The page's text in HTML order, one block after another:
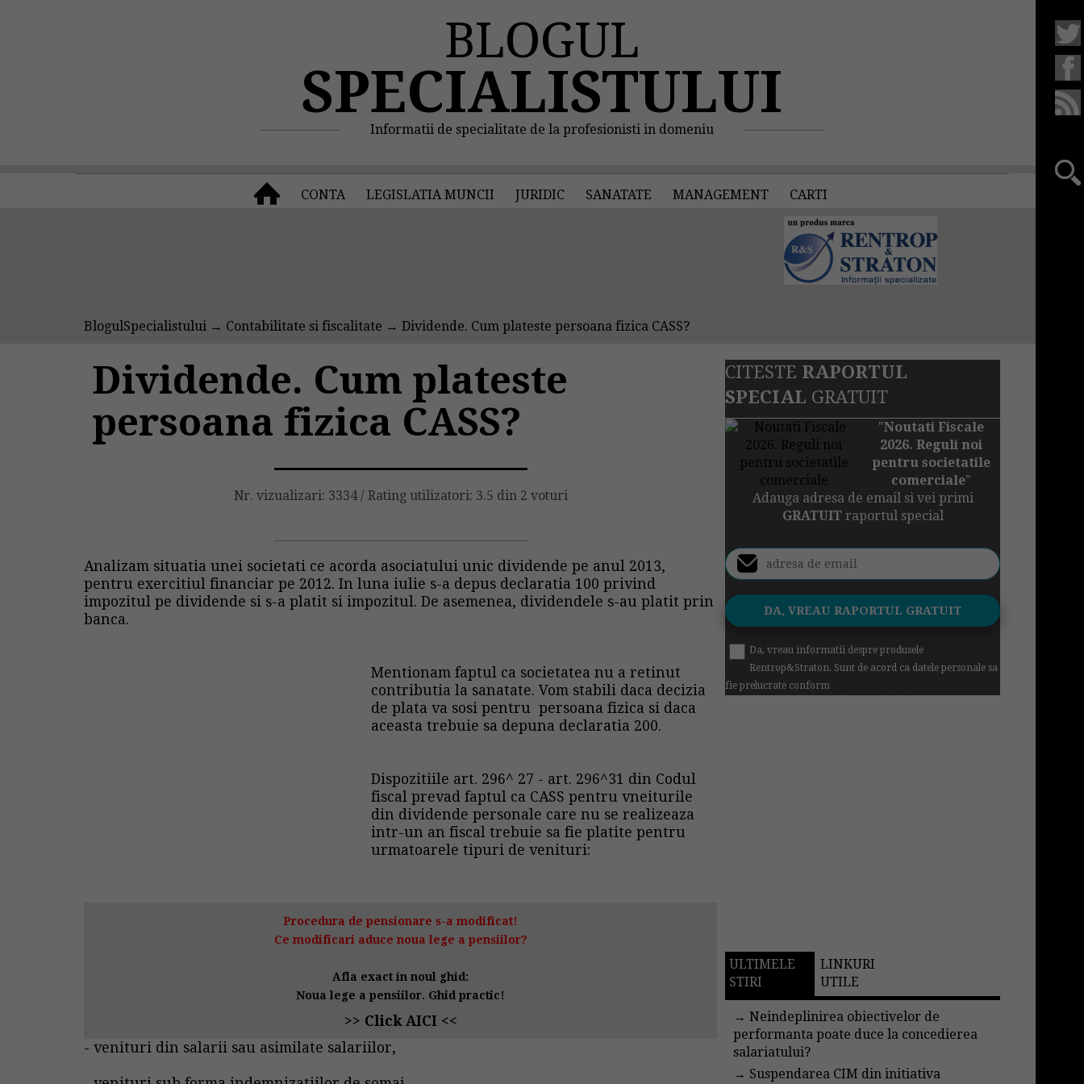
BLOGUL
SPECIALISTULUI
Informatii de specialitate de la profesionisti in domeniu
CONTA LEGISLATIA MUNCII JURIDIC SANATATE MANAGEMENT CARTI
BlogulSpecialistului → Contabilitate si fiscalitate → Dividende. Cum plateste persoana fizica CASS?
Dividende. Cum plateste
persoana fizica CASS?
Nr. vizualizari: 3334/ Rating utilizatori: 3.5 din 2 voturi
Analizam situatia unei societati ce acorda asociatului unic dividende pe anul 2013,
pentru exercitiul financiar pe 2012. In luna iulie s-a depus declaratia 100 privind
impozitul pe dividende si s-a platit si impozitul. De asemenea, dividendele s-au platit prin
banca.
Mentionam faptul ca societatea nu a retinut
contributia la sanatate. Vom stabili daca decizia
de plata va sosi pentru persoana fizica si daca
aceasta trebuie sa depuna declaratia 200.
Dispozitiile art. 296^ 27 - art. 296^31 din Codul
fiscal prevad faptul ca CASS pentru vneiturile
din dividende personale care nu se realizeaza
intr-un an fiscal trebuie sa fie platite pentru
urmatoarele tipuri de venituri:
Procedura de pensionare s-a modificat!
Ce modificari aduce noua lege a pensiilor?
Afla exact in noul ghid:
Noua lege a pensiilor. Ghid practic!
>> Click AICI <<
- venituri din salarii sau asimilate salariilor,
CITESTE RAPORTUL
SPECIAL GRATUIT
"Noutati Fiscale
2026. Reguli noi
pentru societatile
comerciale"
Adauga adresa de email si vei primi
GRATUITraportul special
Da, vreau informatii despre produsele
Rentrop&Straton. Sunt de acord ca datele personale sa
fie prelucrate conform
ULTIMELE
STIRI
LINKURI
UTILE
→Neindeplinirea obiectivelor de
performanta poate duce la concedierea
salariatului?
→ Suspendarea CIM din initiativa